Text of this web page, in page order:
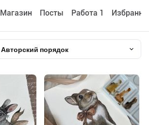
Maгазин Посты Работа 1
Авторский порядок